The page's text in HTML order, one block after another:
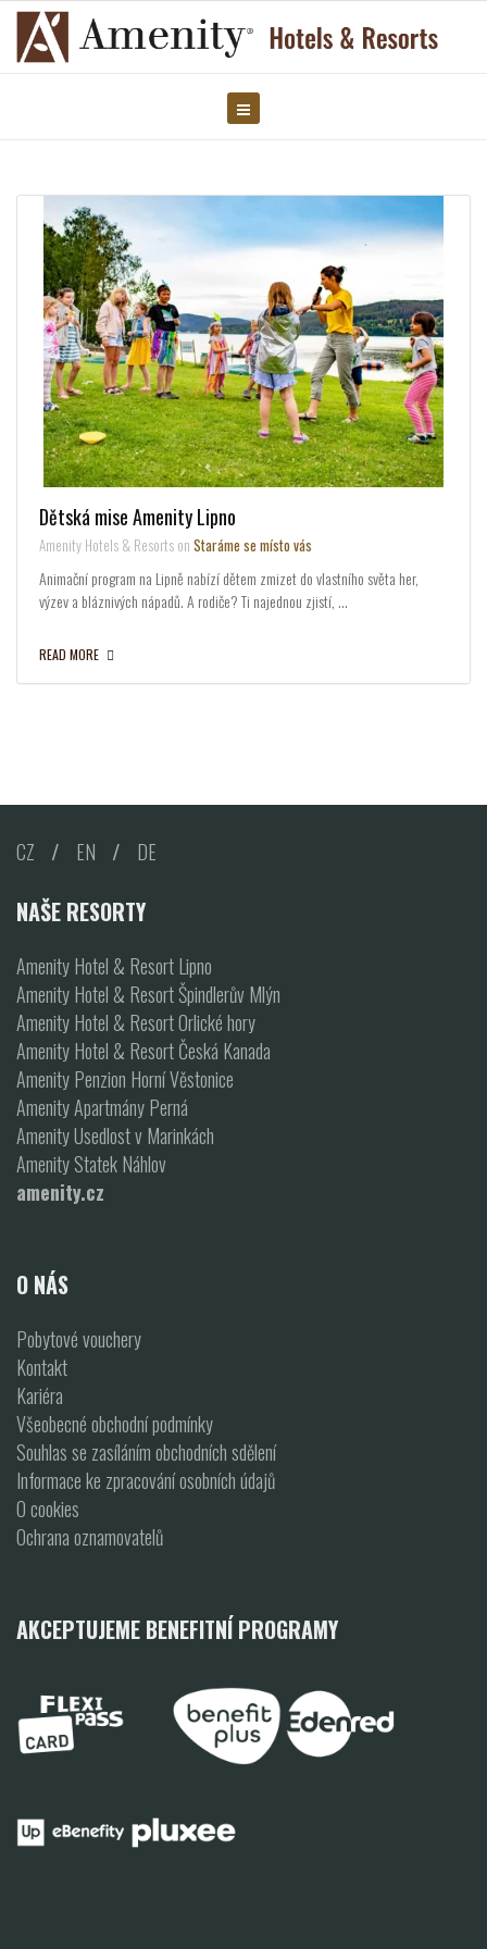
Dětská mise Amenity Lipno
Amenity Hotels & Resorts on Staráme se místo vás
Animační program na Lipně nabízí dětem zmizet do vlastního světa her,
výzev a bláznivých nápadů. A rodiče? Ti najednou zjistí, …
READ MORE
CZ / EN / DE
NAŠE RESORTY
Amenity Hotel & Resort Lipno
Amenity Hotel & Resort Špindlerův Mlýn
Amenity Hotel & Resort Orlické hory
Amenity Hotel & Resort Česká Kanada
Amenity Penzion Horní Věstonice
Amenity Apartmány Perná
Amenity Usedlost v Marinkách
Amenity Statek Náhlov
amenity.cz
O NÁS
Pobytové vouchery
Kontakt
Kariéra
Všeobecné obchodní podmínky
Souhlas se zasíláním obchodních sdělení
Informace ke zpracování osobních údajů
O cookies
Ochrana oznamovatelů
AKCEPTUJEME BENEFITNÍ PROGRAMY